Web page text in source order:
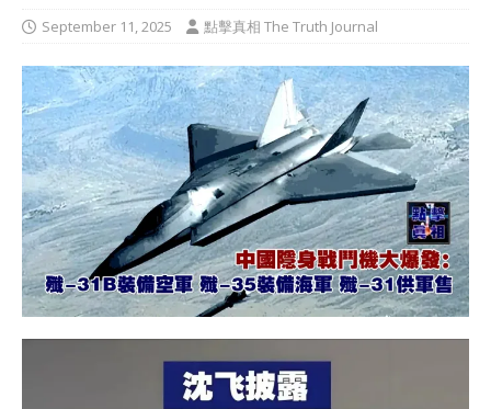
September 11, 2025 點擊真相 The Truth Journal